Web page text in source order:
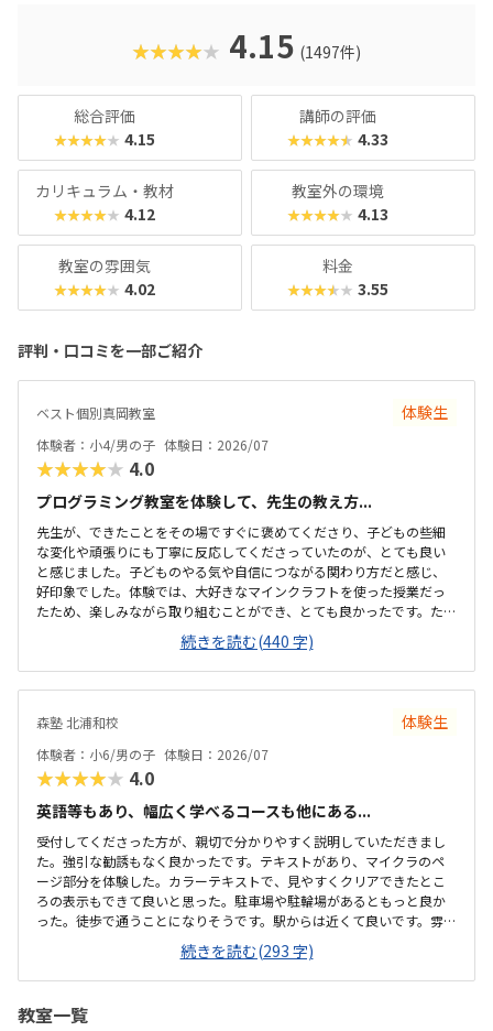
クに慣れている今の子どもでも、「安っぽい」「子どもっぽ
い」と思わず勉強に取り組めるでしょう。学習結果は通信簿
★★★★★ 4.15 (1497件)
総合評価
★★★★★ 4.15
講師の評価
★★★★★ 4.33
カリキュラム・教材
★★★★★ 4.12
教室外の環境
★★★★★ 4.13
教室の雰囲気
★★★★★ 4.02
料金
★★★★★ 3.55
評判・口コミを一部ご紹介
ベスト個別真岡教室 体験生
体験者：小4/男の子 体験日：2026/07
★★★★★ 4.0
プログラミング教室を体験して、先生の教え方...
先生が、できたことをその場ですぐに褒めてくださり、子どもの些細
な変化や頑張りにも丁寧に反応してくださっていたのが、とても良い
と感じました。子どものやる気や自信につながる関わり方だと感じ、
好印象でした。体験では、大好きなマインクラフトを使った授業だっ
たため、楽しみながら取り組むことができ、とても良かったです。た
だ、今後もずっとマインクラフトを使った内容ではないと伺ったの
で、その後も興味を持って取り組めるかどうかは少し気になる点でし
た。教室は自宅から15分ほどの距離にあり、通いやすいと感じまし
た。また、駐車場もあるため、送り迎えもしやすく、安心して通わせ
ているわけではありませんが、壁などで視線が分散しにくい工夫がさ
れており、集中しやすい雰囲気だと感じました。月4回（1回50分）で
約12,000円という料金は、我が家にとってはや...
続きを読む(440 字)
森塾 北浦和校 体験生
体験者：小6/男の子 体験日：2026/07
★★★★★ 4.0
英語等もあり、幅広く学べるコースも他にある...
受付してくださった方が、親切で分かりやすく説明していただきまし
た。強引な勧誘もなく良かったです。テキストがあり、マイクラのペ
ージ部分を体験した。カラーテキストで、見やすくクリアできたとこ
ろの表示もできて良いと思った。駐車場や駐輪場があるともっと良か
った。徒歩で通うことになりそうです。駅からは近くて良いです。雰囲
気も良く、清潔感もあった。部屋が区切られていて、個人スペースも
確保されていて良かった。基本料金以外に、追加料金があまり無さそ
うで良かった。できれば、毎月1万以内で通いたいです。子供に熱心に
気持ちになれて良かった。
続きを読む(293 字)
教室一覧